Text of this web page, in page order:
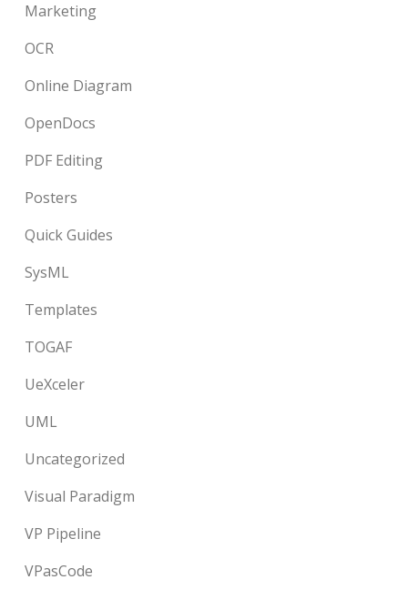
Marketing
OCR
Online Diagram
OpenDocs
PDF Editing
Posters
Quick Guides
SysML
Templates
TOGAF
UeXceler
UML
Uncategorized
Visual Paradigm
VP Pipeline
VPasCode